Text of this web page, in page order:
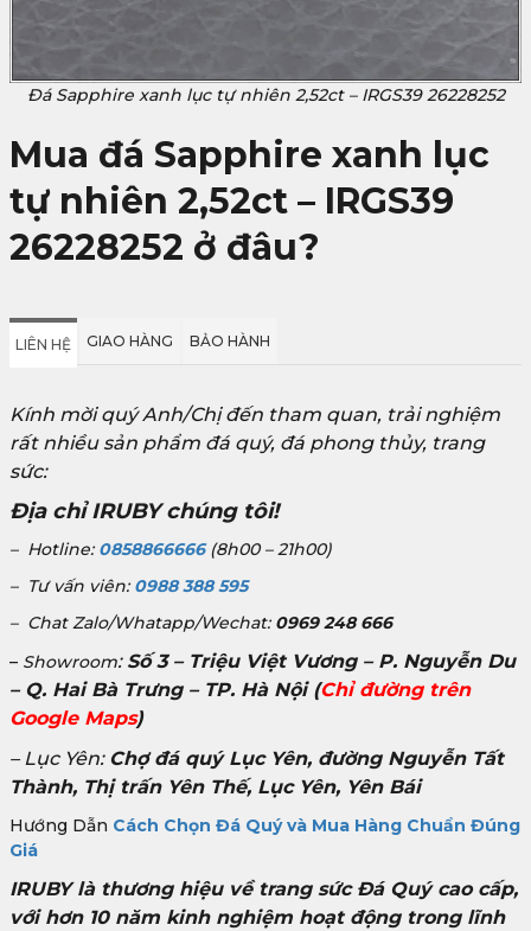
Đá Sapphire xanh lục tự nhiên 2,52ct – IRGS39 26228252
Mua đá Sapphire xanh lục
tự nhiên 2,52ct – IRGS39
26228252 ở đâu?
LIÊN HỆ GIAO HÀNG BẢO HÀNH
Kính mời quý Anh/Chị đến tham quan, trải nghiệm
rất nhiều sản phẩm đá quý, đá phong thủy, trang
sức:
Địa chỉ IRUBY chúng tôi!
– Hotline: 0858866666(8h00 – 21h00)
– Tư vấn viên: 0988 388 595
– Chat Zalo/Whatapp/Wechat: 0969 248 666
– Showroom: Số 3 – Triệu Việt Vương – P. Nguyễn Du
– Q. Hai Bà Trưng – TP. Hà Nội(Chỉ đường trên
Google Maps)
– Lục Yên: Chợ đá quý Lục Yên, đường Nguyễn Tất
Thành, Thị trấn Yên Thế, Lục Yên, Yên Bái
Hướng Dẫn Cách Chọn Đá Quý và Mua Hàng Chuẩn Đúng
Giá
IRUBY là thương hiệu về trang sức Đá Quý cao cấp,
với hơn 10 năm kinh nghiệm hoạt động trong lĩnh